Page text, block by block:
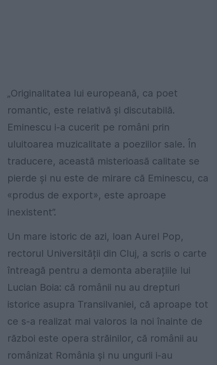
„Originalitatea lui europeană, ca poet
romantic, este relativă și discutabilă.
Eminescu i-a cucerit pe români prin
uluitoarea muzicalitate a poeziilor sale. În
traducere, această misterioasă calitate se
pierde și nu este de mirare că Eminescu, ca
«produs de export», este aproape
inexistent”.
Un mare istoric de azi, Ioan Aurel Pop,
rectorul Universității din Cluj, a scris o carte
întreagă pentru a demonta aberațiile lui
Lucian Boia: că românii nu au drepturi
istorice asupra Transilvaniei, că aproape tot
ce s-a realizat mai valoros la noi înainte de
război este opera străinilor, că românii au
românizat România și nu ungurii i-au